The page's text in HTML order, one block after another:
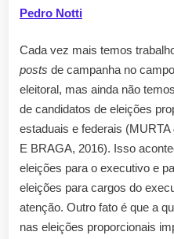
Pedro Notti
Cada vez mais temos
posts de campanha no
eleitoral, mas ainda não
de candidatos de eleições
estaduais e federais (MURTA
E BRAGA, 2016). Isso
eleições para o executivo e
eleições para cargos do
atenção. Outro fato é que a
nas eleições proporcionais